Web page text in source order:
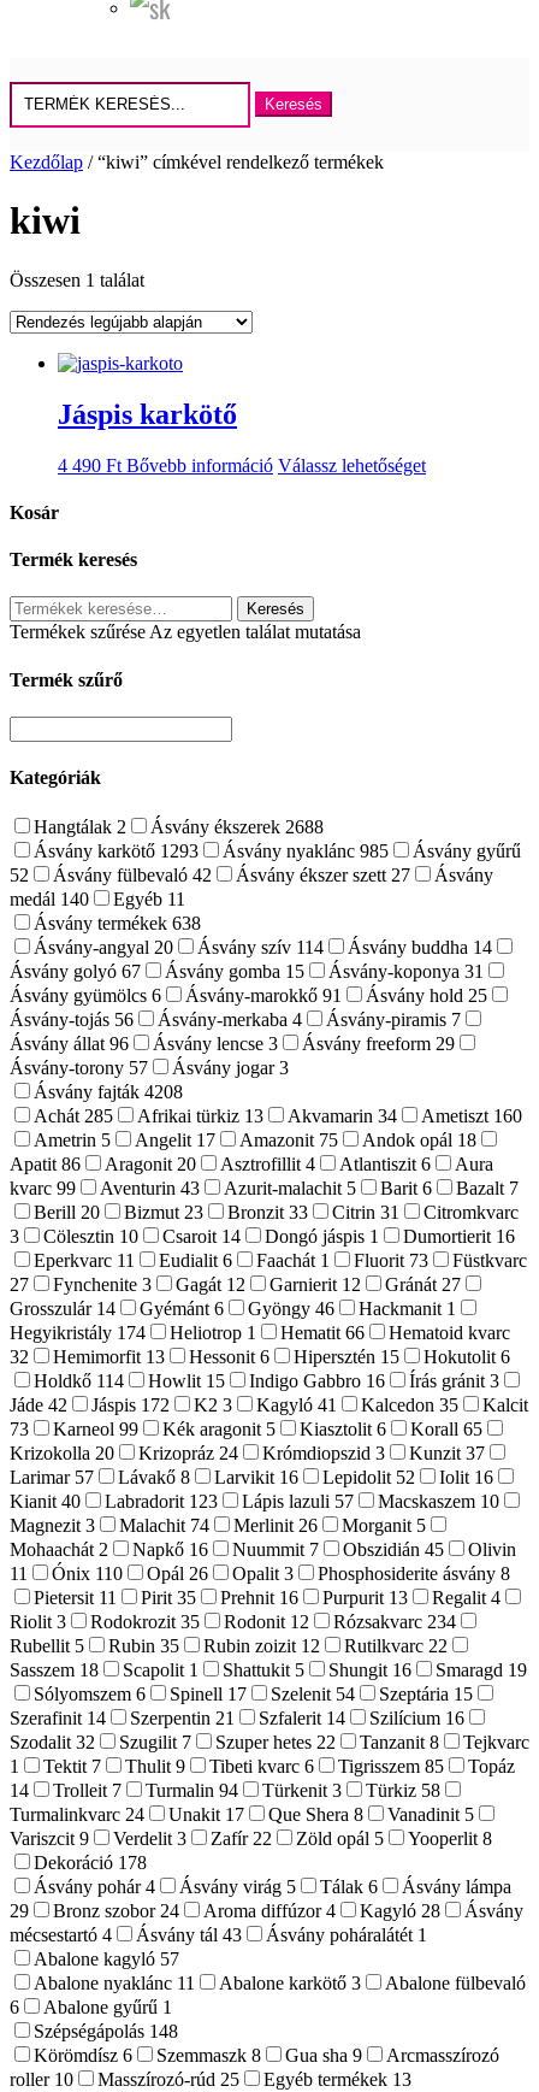
Keresés
erre:
Kezdőlap / “kiwi” címkével rendelkező termékek
kiwi
Összesen 1 találat
Jáspis karkötő
4 490 Ft Bővebb információ Válassz lehetőséget
Kosár
Termék keresés
Keresés
a
Keresés
Termékek szűrése Az egyetlen találat mutatása
Termék szűrő
Kategóriák
Hangtálak 2 Ásvány ékszerek 2688
Ásvány karkötő 1293 Ásvány nyaklánc 985
Ásvány gyűrű
52
Ásvány fülbevaló 42 Ásvány ékszer szett27
Ásvány
medál 140 Egyéb 11
Ásvány termékek 638
Ásvány-angyal 20 Ásvány szív 114 Ásvány buddha 14
Ásvány golyó 67 Ásvány gomba 15 Ásvány-koponya 31
Ásvány gyümölcs 6 Ásvány-marokkő 91 Ásvány hold 25
Ásvány-tojás 56 Ásvány-merkaba 4 Ásvány-piramis 7
Ásvány állat96 Ásvány lencse 3 Ásvány freeform 29
Ásvány-torony 57 Ásvány jogar3
Ásvány fajták 4208
Achát285 Afrikai türkiz 13 Akvamarin 34 Ametiszt 160
Ametrin 5 Angelit 17 Amazonit 75 Andok opál 18
Apatit86 Aragonit20 Asztrofillit4 Atlantiszit6
Aura
kvarc 99 Aventurin 43 Azurit-malachit 5 Barit6 Bazalt 7
Berill 20 Bizmut23 Bronzit33 Citrin 31
Citromkvarc
3
Cölesztin 10 Csaroit 14 Dongó jáspis 1 Dumortierit 16
Eperkvarc 11 Eudialit6 Faachát 1 Fluorit 73
Füstkvarc
27
Fynchenite 3 Gagát 12 Garnierit 12 Gránát27
Grosszulár 14 Gyémánt6 Gyöngy 46 Hackmanit 1
Hegyikristály 174 Heliotrop 1 Hematit66
Hematoid kvarc
32
Hemimorfit 13 Hessonit6 Hipersztén 15 Hokutolit6
Holdkő 114 Howlit 15 Indigo Gabbro 16 Írás gránit3
Jáde 42 Jáspis 172 K2 3 Kagyló 41 Kalcedon 35
Kalcit
73
Karneol 99 Kék aragonit 5 Kiasztolit6 Korall 65
Krizokolla 20 Krizopráz 24 Krómdiopszid 3 Kunzit37
Larimar 57 Lávakő 8 Larvikit 16 Lepidolit 52 Iolit 16
Kianit40 Labradorit 123 Lápis lazuli 57 Macskaszem 10
Magnezit3 Malachit 74 Merlinit26 Morganit 5
Mohaachát2 Napkő 16 Nuummit 7 Obszidián 45
Olivin
11
Ónix 110 Opál 26 Opalit3 Phosphosiderite ásvány 8
Pietersit 11 Pirit35 Prehnit 16 Purpurit 13 Regalit4
Riolit3 Rodokrozit35 Rodonit 12 Rózsakvarc 234
Rubellit 5 Rubin 35 Rubin zoizit 12 Rutilkvarc 22
Sasszem 18 Scapolit 1 Shattukit 5 Shungit 16 Smaragd 19
Sólyomszem 6 Spinell 17 Szelenit 54 Szeptária 15
Szerafinit 14 Szerpentin 21 Szfalerit 14 Szilícium 16
Szodalit32 Szugilit 7 Szuper hetes 22 Tanzanit8
Tejkvarc
1
Tektit 7 Thulit9 Tibeti kvarc 6 Tigrisszem 85
Topáz
14
Trolleit 7 Turmalin 94 Türkenit3 Türkiz 58
Turmalinkvarc 24 Unakit 17 Que Shera 8 Vanadinit 5
Variszcit9 Verdelit3 Zafír22 Zöld opál 5 Yooperlit8
Dekoráció 178
Ásvány pohár4 Ásvány virág 5 Tálak 6
Ásvány lámpa
29
Bronz szobor24 Aroma diffúzor4 Kagyló 28
Ásvány
mécsestartó 4 Ásvány tál 43 Ásvány poháralátét 1
Abalone kagyló 57
Abalone nyaklánc 11 Abalone karkötő 3
Abalone fülbevaló
6
Abalone gyűrű 1
Szépségápolás 148
Körömdísz 6 Szemmaszk 8 Gua sha 9
Arcmasszírozó
roller 10 Masszírozó-rúd 25 Egyéb termékek 13